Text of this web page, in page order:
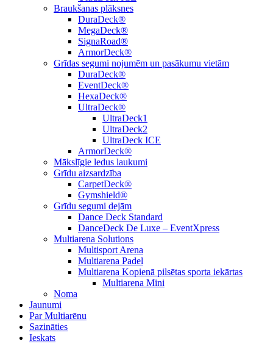
Braukšanas plāksnes
DuraDeck®
MegaDeck®
SignaRoad®
ArmorDeck®
Grīdas segumi nojumēm un pasākumu vietām
DuraDeck®
EventDeck®
HexaDeck®
UltraDeck®
UltraDeck1
UltraDeck2
UltraDeck ICE
ArmorDeck®
Mākslīgie ledus laukumi
Grīdu aizsardzība
CarpetDeck®
Gymshield®
Grīdu segumi dejām
Dance Deck Standard
DanceDeck De Luxe – EventXpress
Multiarena Solutions
Multisport Arena
Multiarena Padel
Multiarena Kopienā pilsētas sporta iekārtas
Multiarena Mini
Noma
Jaunumi
Par Multiarēnu
Sazināties
Ieskats